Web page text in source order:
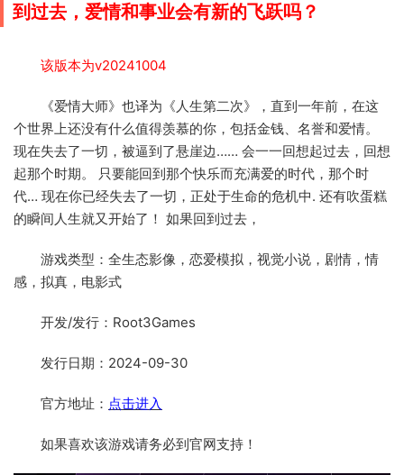
到过去，爱情和事业会有新的飞跃吗？
该版本为v20241004
《爱情大师》也译为《人生第二次》，直到一年前，在这
个世界上还没有什么值得羡慕的你，包括金钱、名誉和爱情。
现在失去了一切，被逼到了悬崖边…… 会一一回想起过去，回想
起那个时期。 只要能回到那个快乐而充满爱的时代，那个时
代… 现在你已经失去了一切，正处于生命的危机中. 还有吹蛋糕
的瞬间人生就又开始了！ 如果回到过去，
游戏类型：全生态影像，恋爱模拟，视觉小说，剧情，情
感，拟真，电影式
开发/发行：Root3Games
发行日期：2024-09-30
官方地址： 点击进入
如果喜欢该游戏请务必到官网支持！